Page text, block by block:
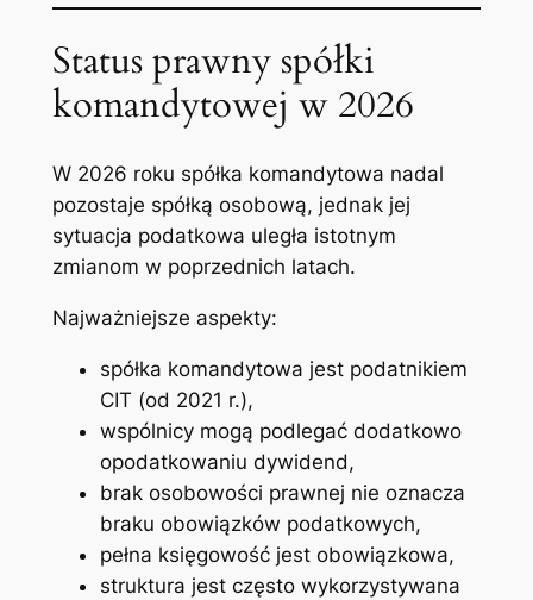
Status prawny spółki
komandytowej w 2026
W 2026 roku spółka komandytowa nadal
pozostaje spółką osobową, jednak jej
sytuacja podatkowa uległa istotnym
zmianom w poprzednich latach.
Najważniejsze aspekty:
spółka komandytowa jest podatnikiem
CIT (od 2021 r.),
wspólnicy mogą podlegać dodatkowo
opodatkowaniu dywidend,
brak osobowości prawnej nie oznacza
braku obowiązków podatkowych,
pełna księgowość jest obowiązkowa,
struktura jest często wykorzystywana